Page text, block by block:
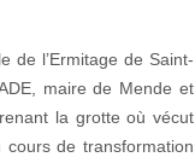
de l’Ermitage de Saint-
maire de Mende et
la grotte où vécut
de transformation